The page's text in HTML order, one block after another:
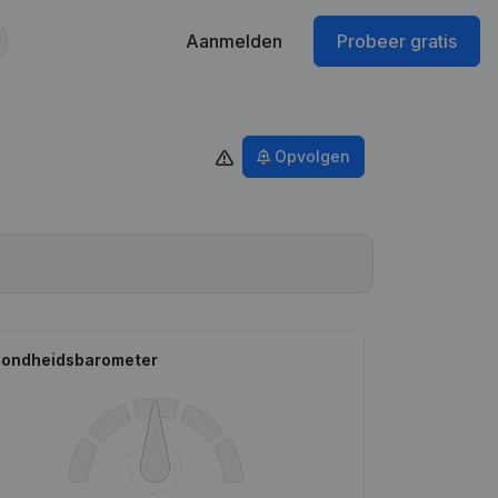
Aanmelden Probeer gratis
Opvolgen